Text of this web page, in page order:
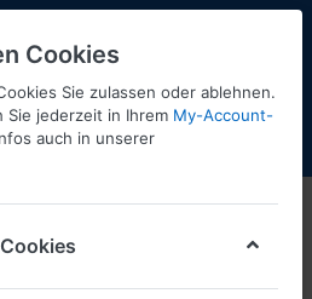
Shopaktualisierung
Cookies
Sie zulassen oder ablehnen.
Sie jederzeit in Ihrem My-Account-
auch in unserer